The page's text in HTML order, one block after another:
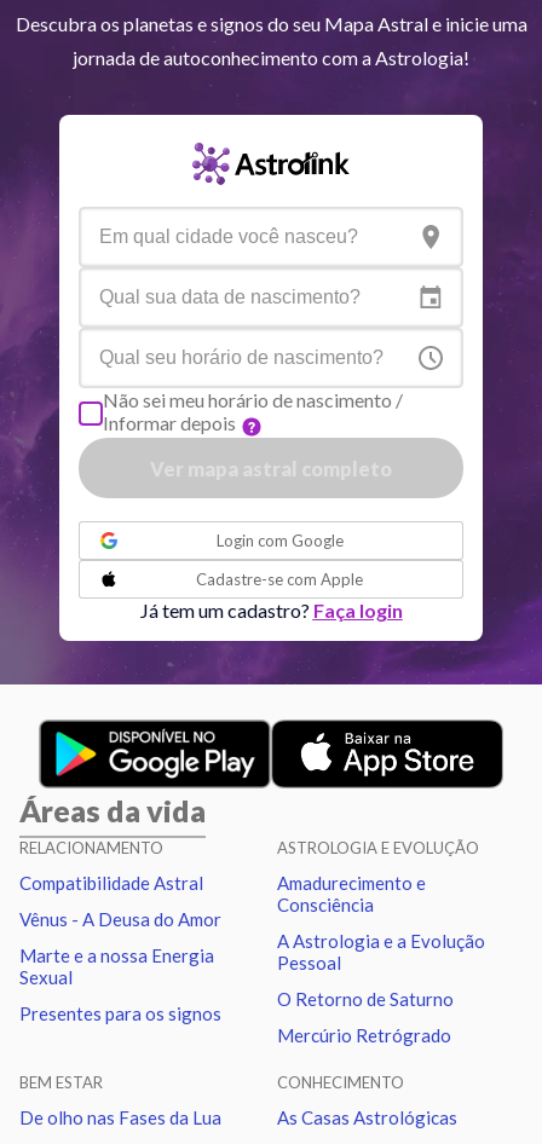
Saturno Ari 14° 35
Netuno Ari 4°8
Plutão Aqu 3
Quiron
Lilith Sag 25
Nodo norte
Aspectos ativos Orbe
Trígono Saturno 2.27
Lua Quadratura
Lua Marte
Lua Quadratura Netuno
Quiron
Lua Trígono Nodo norte
Descubra os planetas e signos do seu Mapa Astral e inicie uma
jornada de autoconhecimento com a Astrologia!
Não sei meu horário de nascimento /
Informar depois
Login com Google
Cadastre-se com Apple
Já tem um cadastro? Faça login
Áreas da vida
RELACIONAMENTO
Compatibilidade Astral
Vênus - A Deusa do Amor
Marte e a nossa Energia
Sexual
Presentes para os signos
ASTROLOGIA E EVOLUÇÃO
Amadurecimento e
Consciência
A Astrologia e a Evolução
Pessoal
O Retorno de Saturno
Mercúrio Retrógrado
BEM ESTAR
De olho nas Fases da Lua
CONHECIMENTO
As Casas Astrológicas